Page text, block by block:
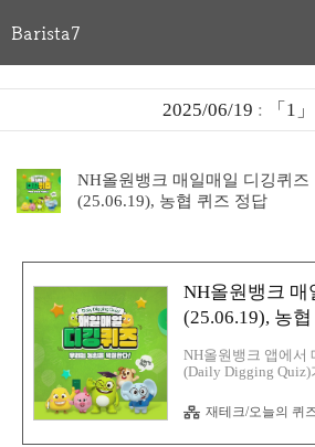
Barista7
2025/06/19 : 「1」
NH올원뱅크 매일매일 디깅퀴즈
(25.06.19), 농협 퀴즈 정답
NH올원뱅크 매
(25.06.19), 농
NH올원뱅크 앱에서
(Daily Digging Quiz)
달력에 표기된 더블
가 두배 적립된다.
https://
재테크/오늘의 퀴